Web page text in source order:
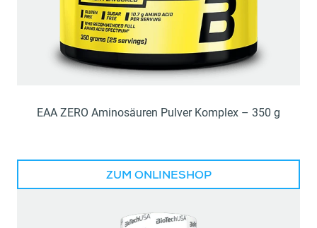
EAA ZERO Aminosäuren Pulver Komplex – 350 g
ZUM ONLINESHOP